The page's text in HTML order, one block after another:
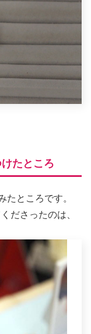
たところ
ところです。
ださったのは、